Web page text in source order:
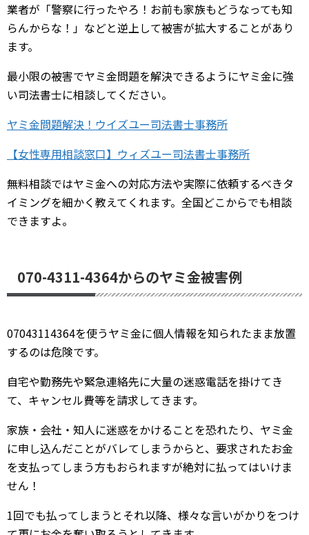
業者が「警察に行ったやろ！お前も家族もどうなっても知
らんからな！」などと逆上して被害が拡大することがあり
ます。
最小限の被害でヤミ金問題を解決できるようにヤミ金に強
い司法書士に相談してください。
ヤミ金問題解決！ウイズユー司法書士事務所
【女性専用相談窓口】ウィズユー司法書士事務所
無料相談ではヤミ金への対応方法や実際に依頼するべきタ
イミングを細かく教えてくれます。全国どこからでも相談
できますよ。
070-4311-4364からのヤミ金被害例
07043114364を使うヤミ金に個人情報を知られたまま放置
するのは危険です。
自宅や勤務先や緊急連絡先に大量の迷惑電話を掛けてき
て、キャンセル費等を請求してきます。
家族・会社・知人に迷惑をかけることを恐れたり、ヤミ金
に申し込んだことがバレてしまうからと、要求されたお金
を支払ってしまう方もおられますが絶対に払ってはいけま
せん！
1回でも払ってしまうとそれ以降、様々な言いがかりをつけ